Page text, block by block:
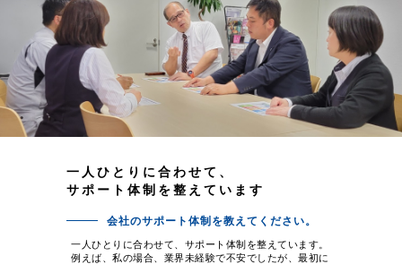
一人ひとりに合わせて、
サポート体制を整えています
会社のサポート体制を教えてください。
一人ひとりに合わせて、サポート体制を整えています。
例えば、私の場合、業界未経験で不安でしたが、最初に